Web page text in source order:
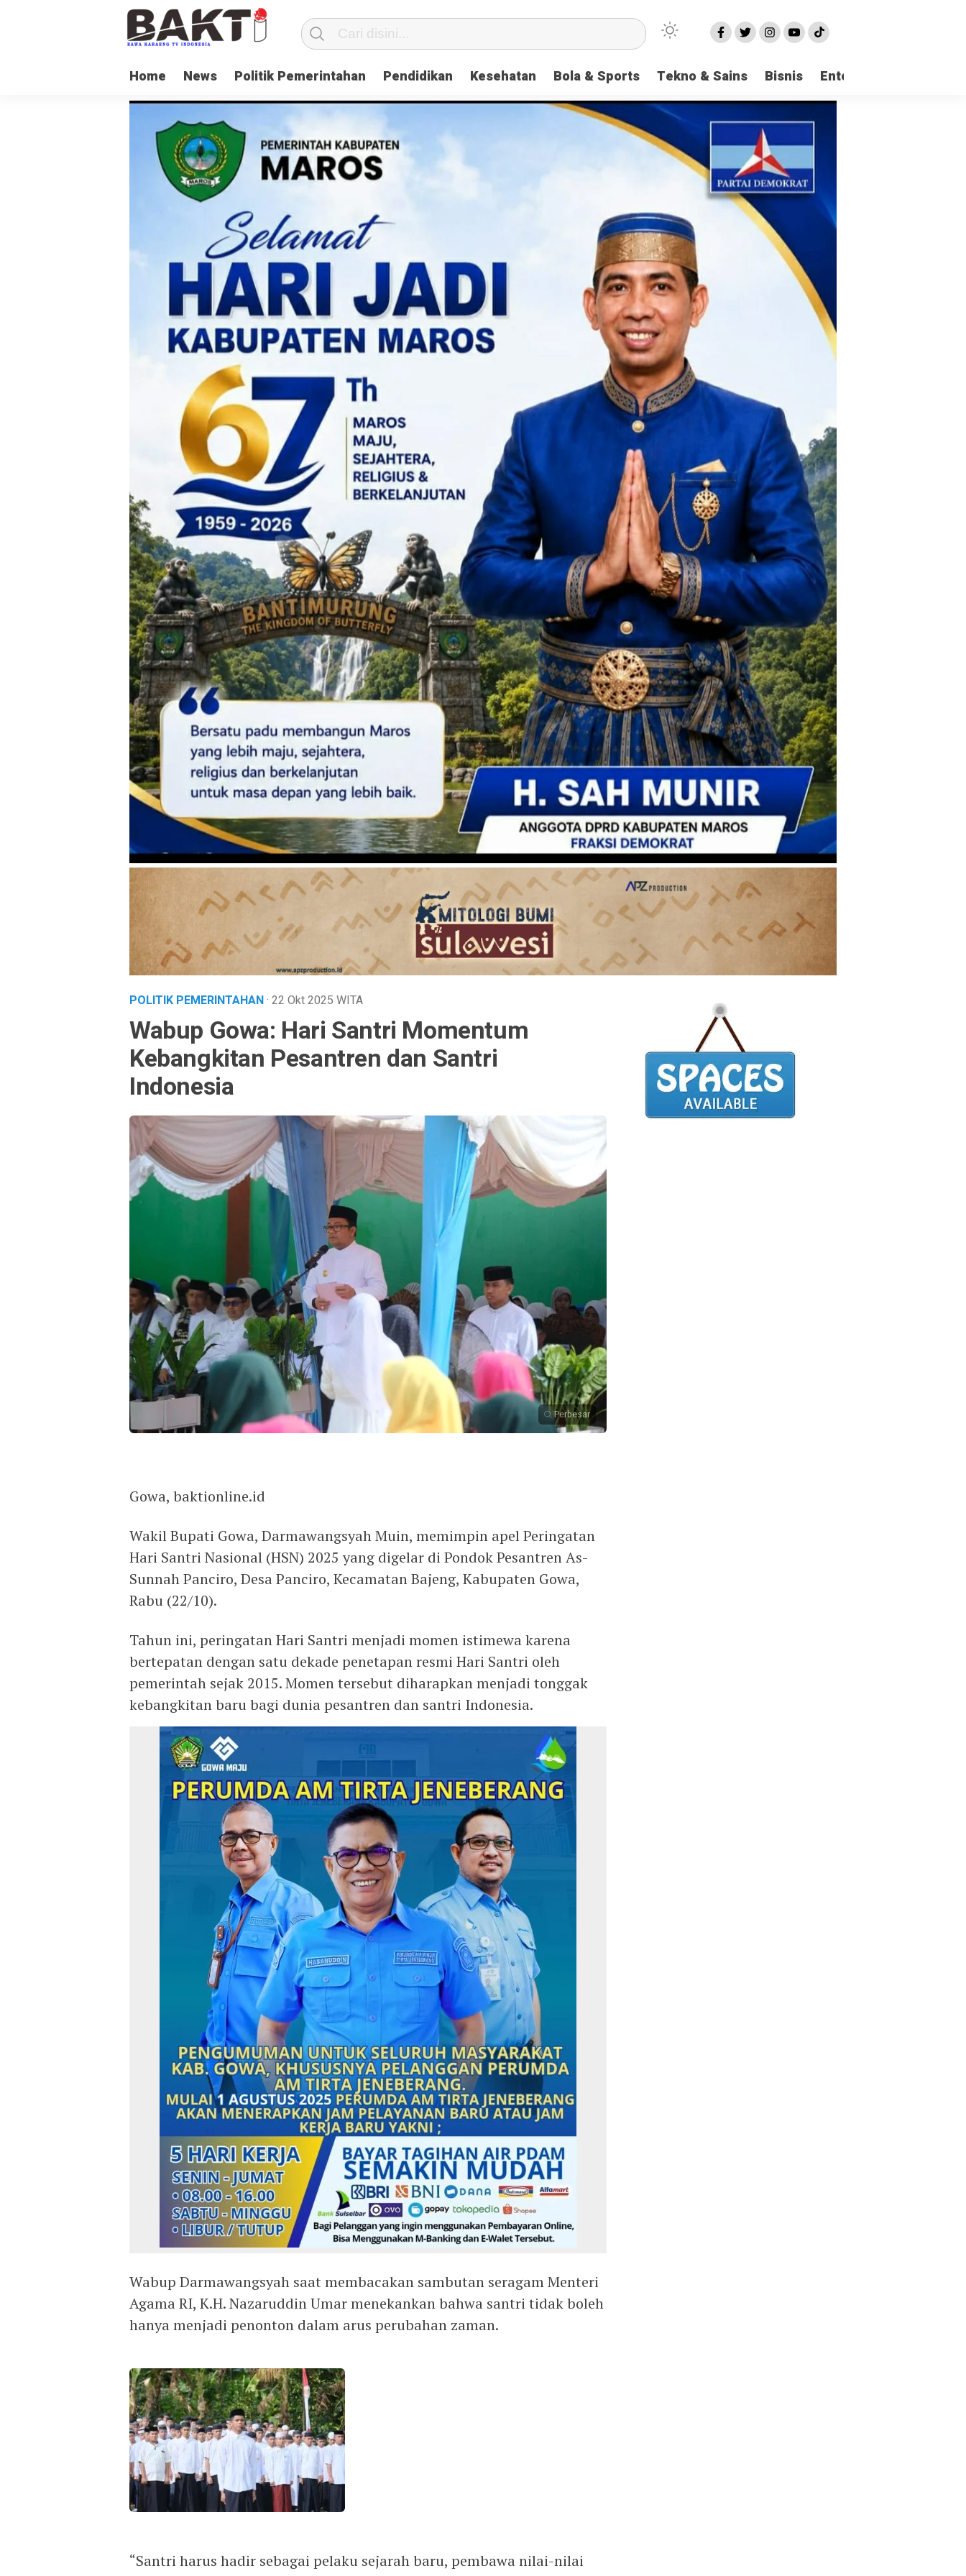
Home News Politik Pemerintahan Pendidikan Kesehatan Bola & Sports Tekno & Sains Bisnis Entertainment
POLITIK PEMERINTAHAN· 22 Okt 2025 WITA
Wabup Gowa: Hari Santri Momentum
Kebangkitan Pesantren dan Santri
Indonesia
Perbesar
Gowa, baktionline.id
Wakil Bupati Gowa, Darmawangsyah Muin, memimpin apel Peringatan
Hari Santri Nasional (HSN) 2025 yang digelar di Pondok Pesantren As-
Sunnah Panciro, Desa Panciro, Kecamatan Bajeng, Kabupaten Gowa,
Rabu (22/10).
Tahun ini, peringatan Hari Santri menjadi momen istimewa karena
bertepatan dengan satu dekade penetapan resmi Hari Santri oleh
pemerintah sejak 2015. Momen tersebut diharapkan menjadi tonggak
kebangkitan baru bagi dunia pesantren dan santri Indonesia.
Wabup Darmawangsyah saat membacakan sambutan seragam Menteri
Agama RI, K.H. Nazaruddin Umar menekankan bahwa santri tidak boleh
hanya menjadi penonton dalam arus perubahan zaman.
“Santri harus hadir sebagai pelaku sejarah baru, pembawa nilai-nilai